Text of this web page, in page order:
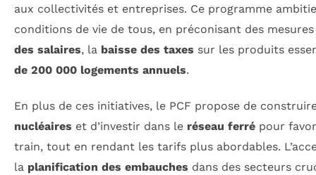
aux collectivités et entreprises. Ce programme
conditions de vie de tous, en préconisant des mesures
des salaires, la baisse des taxes sur les produits
de 200 000 logements annuels.
En plus de ces initiatives, le PCF propose de
nucléaires et d’investir dans le réseau ferré pour
train, tout en rendant les tarifs plus abordables.
la planification des embauches dans des secteurs